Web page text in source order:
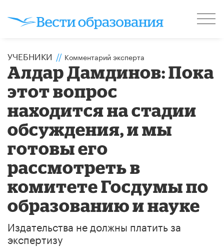
УЧЕБНИКИ // Комментарий эксперта
Алдар Дамдинов: Пока
этот вопрос
находится на стадии
обсуждения, и мы
готовы его
рассмотреть в
комитете Госдумы по
образованию и науке
Издательства не должны платить за
экспертизу